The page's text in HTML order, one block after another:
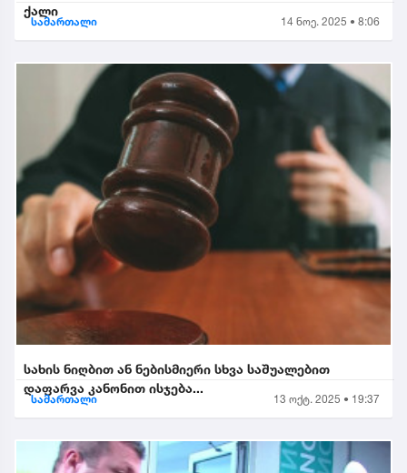
ქალი
სამართალი 14 ნოე. 2025 • 8:06
სახის ნიღბით ან ნებისმიერი სხვა საშუალებით
დაფარვა კანონით ისჯება...
სამართალი 13 ოქტ. 2025 • 19:37